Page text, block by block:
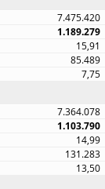
7.475.420
1.189.279
15,91
85.489
7,75
7.364.078
1.103.790
14,99
131.283
13,50